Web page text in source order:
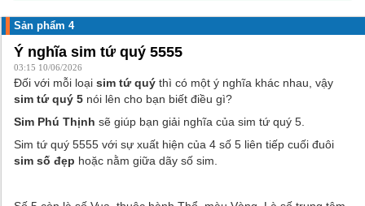
Sản phẩm 4
Ý nghĩa sim tứ quý 5555
03:15 10/06/2026
Đối với mỗi loại sim tứ quý thì có một ý nghĩa khác nhau, vậy
sim tứ quý 5 nói lên cho bạn biết điều gì?
Sim Phú Thịnh sẽ giúp bạn giải nghĩa của sim tứ quý 5.
Sim tứ quý 5555 với sự xuất hiện của 4 số 5 liên tiếp cuối đuôi
sim số đẹp hoặc nằm giữa dãy số sim.